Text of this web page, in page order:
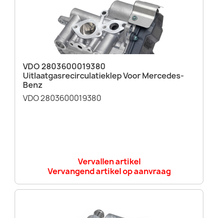
VDO 2803600019380
Uitlaatgasrecirculatieklep Voor Mercedes-
Benz
VDO 2803600019380
Vervallen artikel
Vervangend artikel op aanvraag